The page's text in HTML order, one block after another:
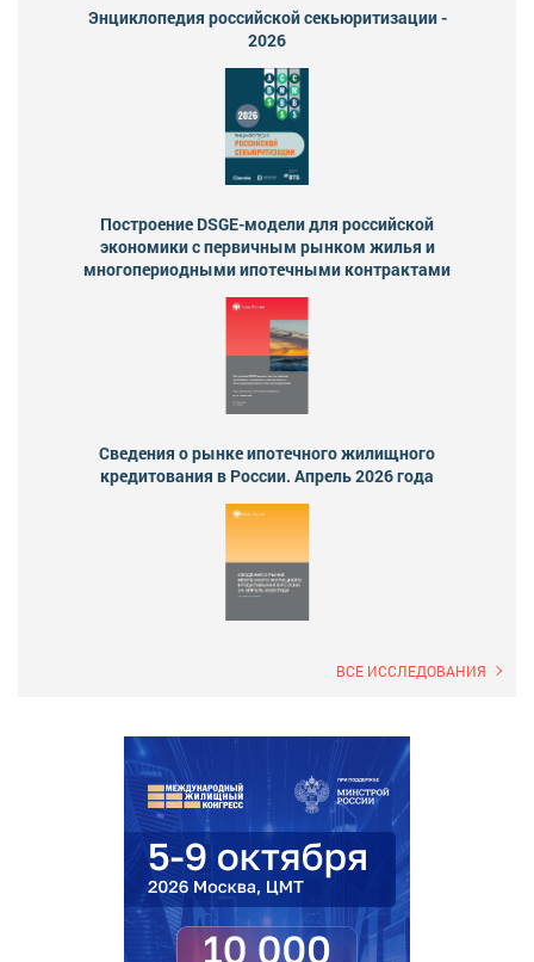
Энциклопедия российской секьюритизации -
2026
Построение DSGE-модели для российской
экономики с первичным рынком жилья и
многопериодными ипотечными контрактами
Сведения о рынке ипотечного жилищного
кредитования в России. Апрель 2026 года
ВСЕ ИССЛЕДОВАНИЯ